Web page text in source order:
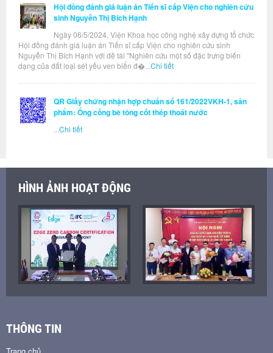
Hội đồng đánh giá luận án Tiến sĩ cấp Viện cho nghiên cứu
sinh Nguyễn Thị Bích Hạnh
Ngày 06/5/2024, Viện Khoa học công nghệ xây dựng tổ chức
Hội đồng đánh giá luận án Tiến sĩ cấp Viện cho nghiên cứu sinh
Nguyễn Thị Bích Hạnh với đề tài "Nghiên cứu một số đặc trưng biến
dạng của đất loại sét yếu ven biển đ�... Chi tiết
QR Giấy chứng nhận hợp chuẩn số 161/2022VKH-1, sản
phẩm: Ống cống bê tông cốt thép thoát nước
Chi tiết
HÌNH ẢNH HOẠT ĐỘNG
THÔNG TIN
Trang chủ